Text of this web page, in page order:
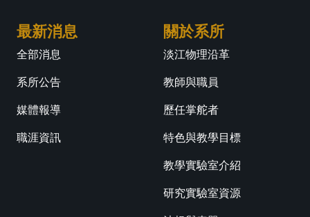
最新消息
全部消息
系所公告
媒體報導
職涯資訊
關於系所
淡江物理沿革
教師與職員
歷任掌舵者
特色與教學目標
教學實驗室介紹
研究實驗室資源